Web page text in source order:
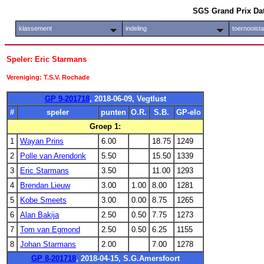
SGS Grand Prix
klassement indeling
Speler: Eric Starmans
Vereniging: T.S.V. Rochade
GP 9-201718, 2018-06-09, Vegtlust
#
speler punten O.R. S.B.
GP-elo
Groep 1:
1
Wayan Prins 6.00 18.75
1249
2
Polle van Arendonk 5.50 15.50
1339
3
Eric Starmans 3.50 11.00
1293
4
Brendan Lieuw 3.00 1.00 8.00
1281
5
Kobe Smeets 3.00 0.00 8.75
1265
6
Alan Bakija 2.50 0.50 7.75
1273
7
Tom van Egmond 2.50 0.50 6.25
1155
8
Johan Starmans 2.00 7.00
1278
GP 8-201718, 2018-04-15, S.G.Amersfoort